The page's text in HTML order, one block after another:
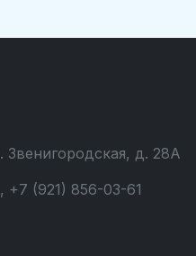
Звенигородская, д. 28А
+7 (921) 856-03-61